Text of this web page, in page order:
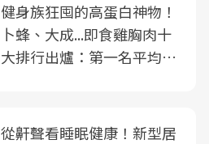
健身族狂囤的高蛋白神物！
卜蜂、大成...即食雞胸肉十
大排行出爐：第一名平均一
從鼾聲看睡眠健康！新型居